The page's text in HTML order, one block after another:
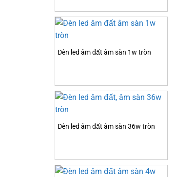
Đèn led âm đất âm sàn 1w tròn
Đèn led âm đất âm sàn 36w tròn